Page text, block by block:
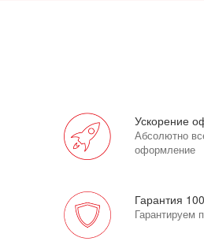
Ускорение
Абсолютно
оформление
Гарантия
Гарантируем